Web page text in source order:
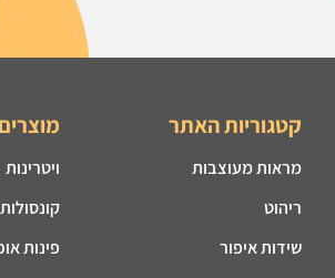
קטגוריות האתר
מראות מעוצבות
ריהוט
שידות איפור
ויטרינות
פינות